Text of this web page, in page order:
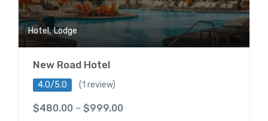
Hotel,Lodge
New Road Hotel
4.0/5.0 (1 review)
$480.00 – $999.00